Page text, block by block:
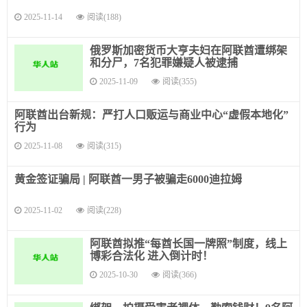
2025-11-14 阅读(188)
俄罗斯加密货币大亨夫妇在阿联酋遭绑架
和分尸，7名犯罪嫌疑人被逮捕
2025-11-09 阅读(355)
阿联酋出台新规：严打人口贩运与商业中心“虚假本地化”
行为
2025-11-08 阅读(315)
黄金签证骗局 | 阿联酋一男子被骗走6000迪拉姆
2025-11-02 阅读(228)
阿联酋拟推“每酋长国一牌照”制度，线上
博彩合法化 进入倒计时！
2025-10-30 阅读(366)